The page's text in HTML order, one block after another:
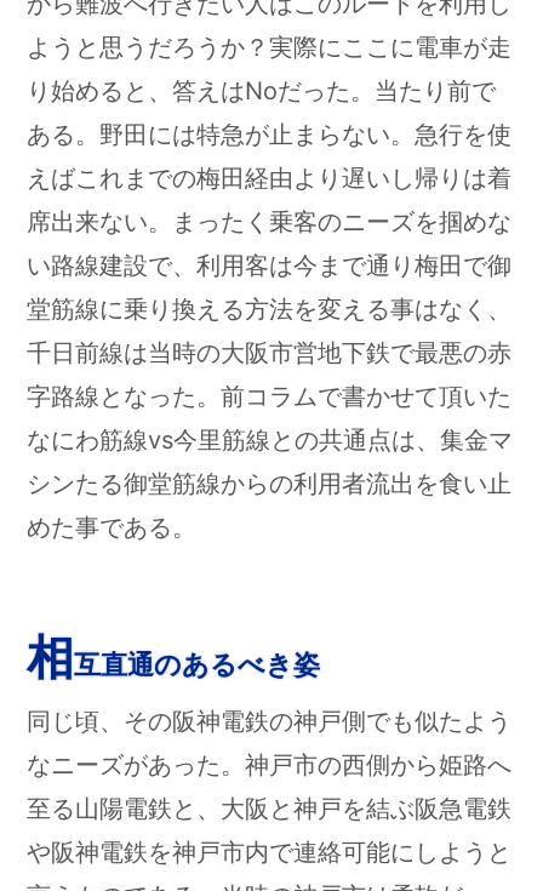
ようと思うだろうか？実際にここに電車が走
り始めると、答えはNoだった。当たり前で
ある。野田には特急が止まらない。急行を使
えばこれまでの梅田経由より遅いし帰りは着
席出来ない。まったく乗客のニーズを掴めな
い路線建設で、利用客は今まで通り梅田で御
堂筋線に乗り換える方法を変える事はなく、
千日前線は当時の大阪市営地下鉄で最悪の赤
字路線となった。前コラムで書かせて頂いた
なにわ筋線vs今里筋線との共通点は、集金マ
シンたる御堂筋線からの利用者流出を食い止
めた事である。
相互直通のあるべき姿
同じ頃、その阪神電鉄の神戸側でも似たよう
なニーズがあった。神戸市の西側から姫路へ
至る山陽電鉄と、大阪と神戸を結ぶ阪急電鉄
や阪神電鉄を神戸市内で連絡可能にしようと